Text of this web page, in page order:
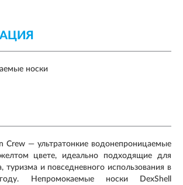
носки
Crew — ультратонкие водонепроницаемые
цвете, идеально подходящие для
туризма и повседневного использования в
Непромокаемые носки DexShell